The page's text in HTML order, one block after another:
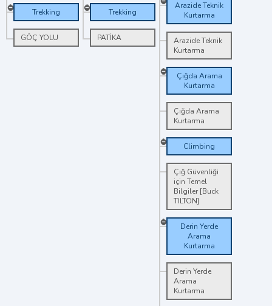
Trekking
GÖÇ YOLU
Trekking
PATİKA
Arazide Teknik
Kurtarma
Arazide Teknik
Kurtarma
Çığda Arama
Kurtarma
Çığda Arama
Kurtarma
Climbing
Çığ Güvenliği
için Temel
Bilgiler [Buck
TILTON]
Derin Yerde
Arama
Kurtarma
Derin Yerde
Arama
Kurtarma